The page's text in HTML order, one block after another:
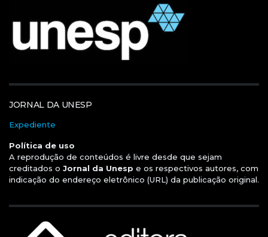
JORNAL DA UNESP
Expediente
Política de uso
A reprodução de conteúdos é livre desde que sejam
creditados o Jornal da Unesp e os respectivos autores, com
indicação do endereço eletrônico (URL) da publicação original.